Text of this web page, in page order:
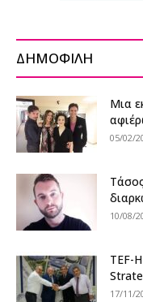
ΔΗΜΟΦΙΛΗ
Mια
05/02/
10/08/
TEF-
17/11/